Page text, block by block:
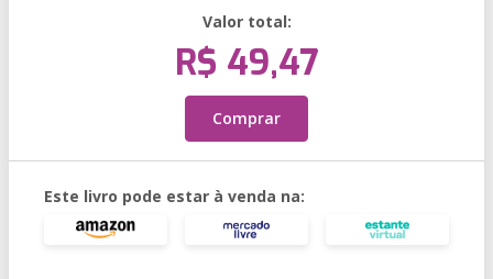
Valor total:
R$ 49,47
Comprar
Este livro pode estar à venda na: